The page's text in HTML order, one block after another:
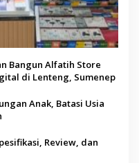
Bangun Alfatih Store
di Lenteng, Sumenep
Anak, Batasi Usia
Review, dan